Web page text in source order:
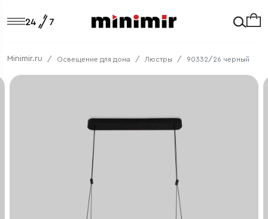
Minimir.ru Освещение для дома Люстры 90332/26 черный